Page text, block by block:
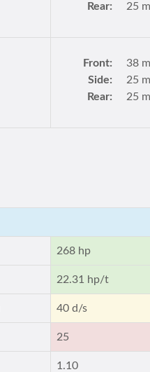
Rear:
25
Front:
38
Side:
25
Rear:
25
268 hp
22.31 hp/t
40 d/s
25
1.10